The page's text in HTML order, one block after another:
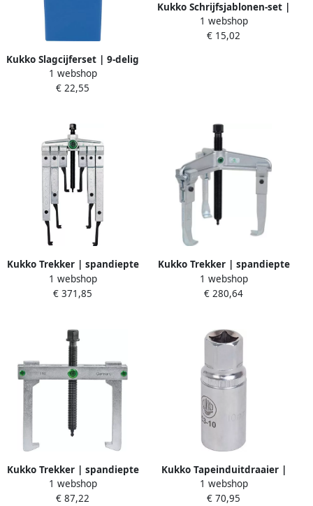
Kukko Slagcijferset | 9-delig
cijfers 0-9 | letterhoogte 2
mm in kunststofbox | 1
1 webshop
€ 22,55
Kukko Schrijfsjablonen-set |
cijfers 0-9 | letterhoogte 40
mm | speciaal plaatstaal | 1
1 webshop
€ 15,02
Kukko Trekker | spandiepte
100 200 250 mm |
spanwijdte 120 mm | 2 5 T |
1 webshop
€ 371,85
Kukko Trekker | spandiepte
150 mm | spanwijdte 160
mm | 7 T | 1 stuk 30-2
1 webshop
€ 280,64
Kukko Trekker | spandiepte
100 mm | spanwijdte 120
mm | 1 stuk 110-10
1 webshop
€ 87,22
Kukko Tapeinduitdraaier |
geschikt voor bout -d. 6 mm
| lichaam-d. 25 mm | lengte
1 webshop
€ 70,95